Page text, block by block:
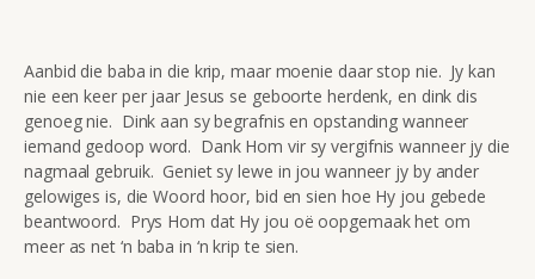
Aanbid die baba in die krip, maar moenie daar stop nie. Jy kan
nie een keer per jaar Jesus se geboorte herdenk, en dink dis
genoeg nie. Dink aan sy begrafnis en opstanding wanneer
iemand gedoop word. Dank Hom vir sy vergifnis wanneer jy die
nagmaal gebruik. Geniet sy lewe in jou wanneer jy by ander
gelowiges is, die Woord hoor, bid en sien hoe Hy jou gebede
beantwoord. Prys Hom dat Hy jou oë oopgemaak het om
meer as net ‘n baba in ‘n krip te sien.